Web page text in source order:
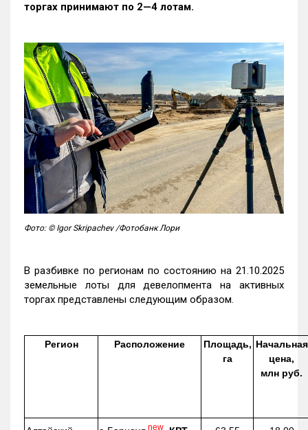
торгах принимают по 2—4 лотам.
Фото: © Igor Skripachev /Фотобанк Лори
В разбивке по регионам по состоянию на 21.10.2025
земельные лоты для девелопмента на активных
торгах представлены следующим образом.
Регион Расположение
Площадь,
га
Начальная
цена,
млн руб.
new